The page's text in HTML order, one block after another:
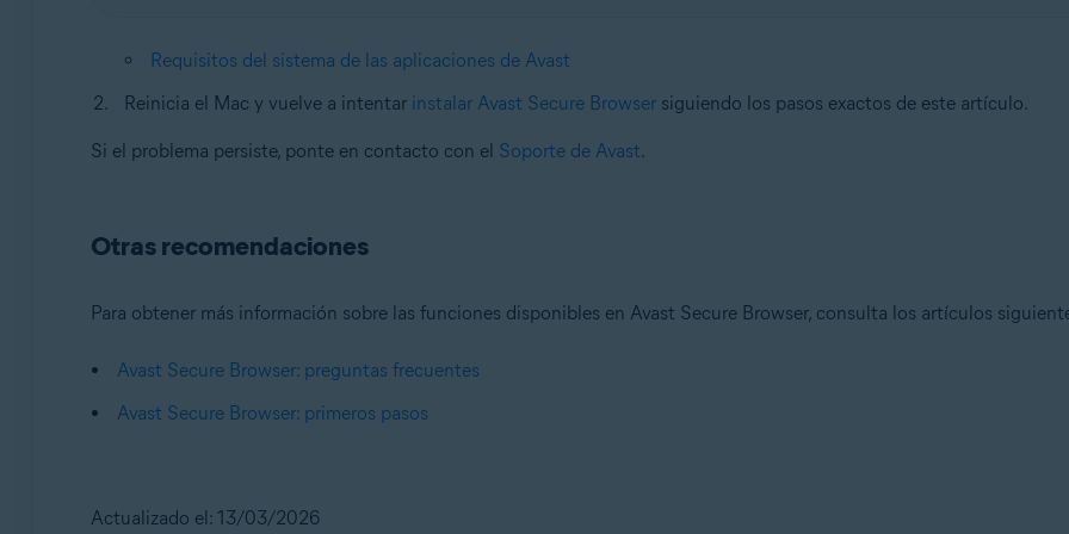
Requisitos del sistema de las aplicaciones de Avast
Reinicia el Mac y vuelve a intentar instalar Avast Secure Browsersiguiendo los pasos exactos de este artículo.
Si el problema persiste, ponte en contacto con el Soporte de Avast.
Otras recomendaciones
Para obtener más información sobre las funciones disponibles en Avast Secure Browser, consulta los artículos
Avast Secure Browser: preguntas frecuentes
Avast Secure Browser: primeros pasos
Actualizado el: 13/03/2026